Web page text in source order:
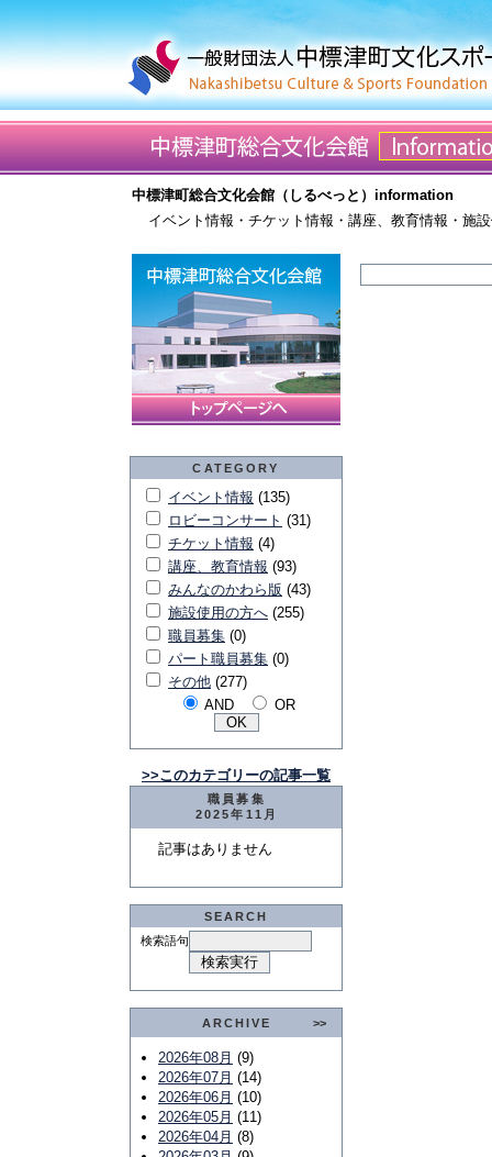
中標津町総合文化会館（しるべっと）information
イベント情報・チケット情報・講座、教育情報・施
CATEGORY
イベント情報 (135)
ロビーコンサート (31)
チケット情報 (4)
講座、教育情報 (93)
みんなのかわら版 (43)
施設使用の方へ (255)
職員募集 (0)
パート職員募集 (0)
その他 (277)
AND
OR
>>このカテゴリーの記事一覧
職員募集
2025年11月
記事はありません
SEARCH
検索語句
ARCHIVE >>
2026年08月 (9)
2026年07月 (14)
2026年06月 (10)
2026年05月 (11)
2026年04月 (8)